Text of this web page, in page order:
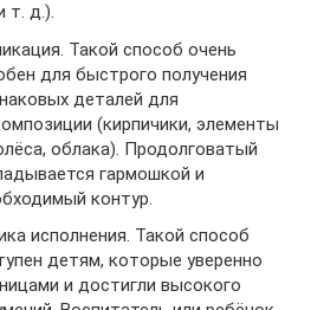
т. д.).
Такой способ очень
для быстрого получения
деталей для
(кирпичики, элементы
облака). Продолговатый
гармошкой и
контур.
исполнения. Такой способ
детям, которые уверенно
и достигли высокого